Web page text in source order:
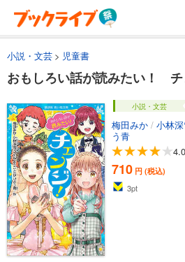
小説・文芸 児童書
おもしろい話が読みたい！ チ
小説・文芸
梅田みか / 小林
う青
4.0
710 円 (税込)
3pt